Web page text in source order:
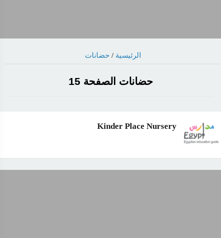
الرئيسية / حضانات
حضانات الصفحة 15
Kinder Place Nursery